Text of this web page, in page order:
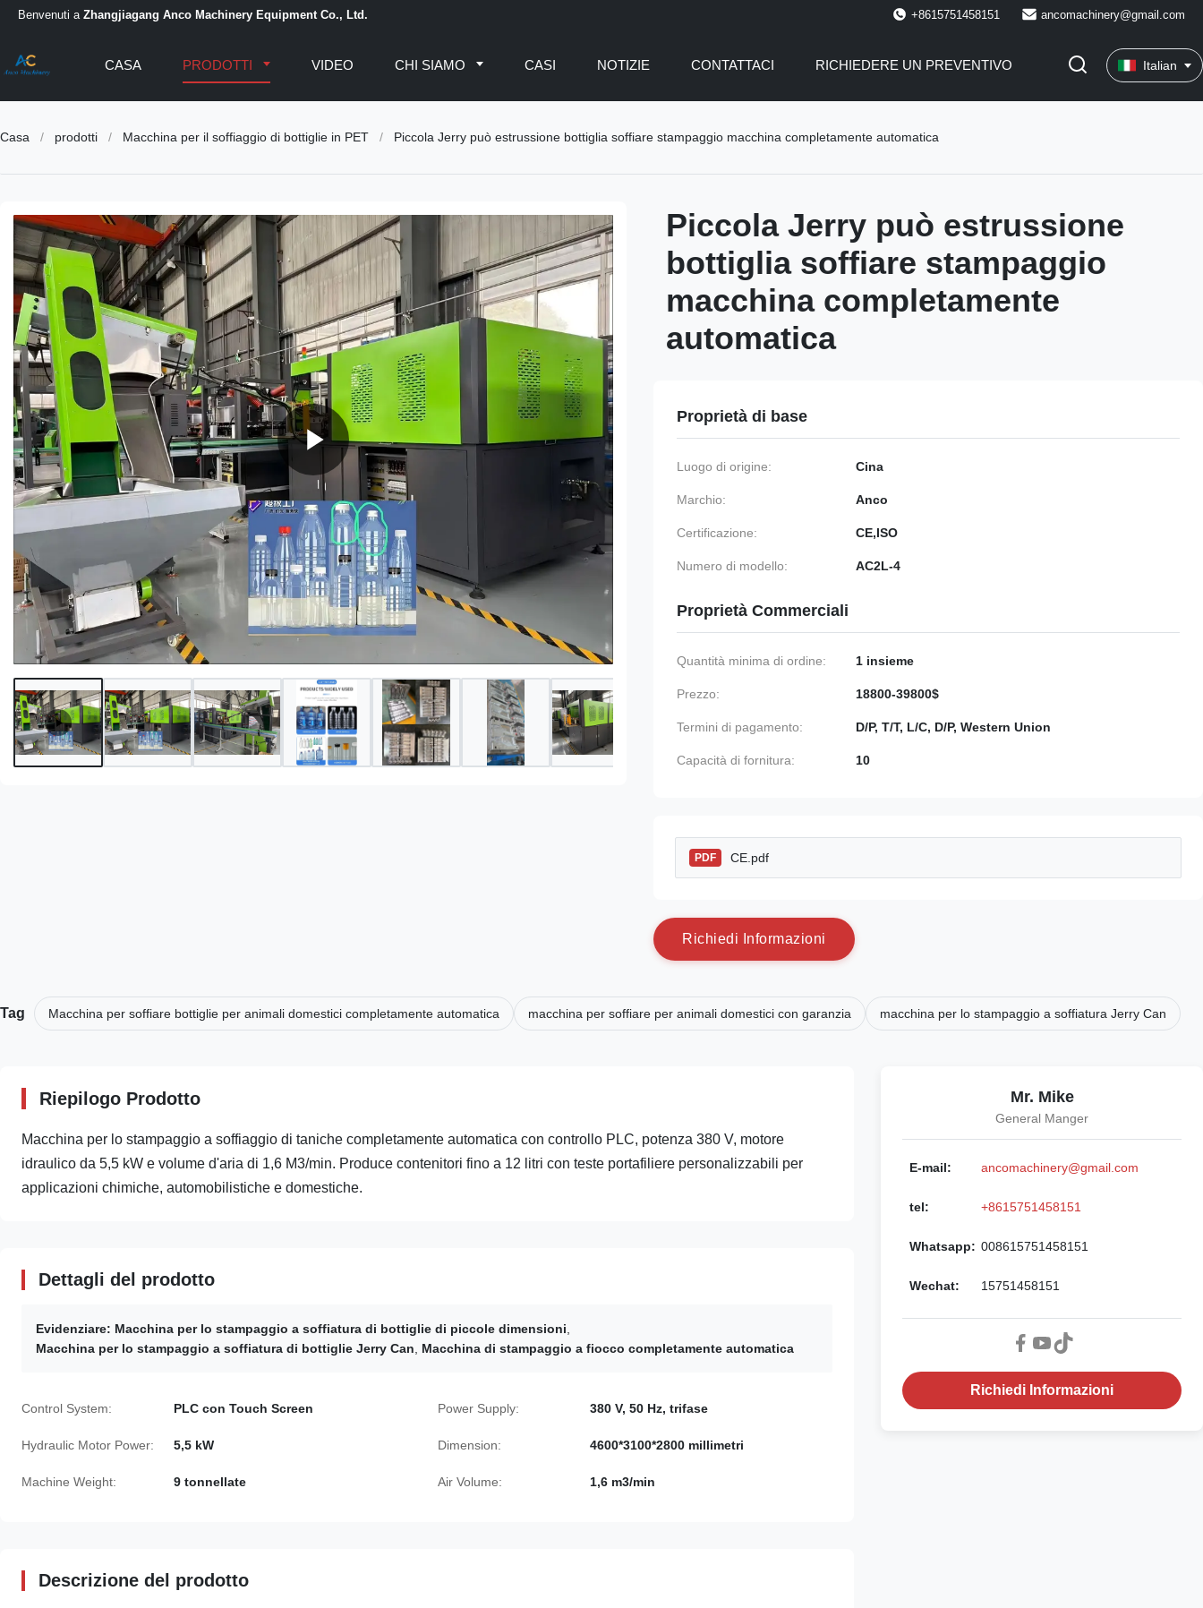
Benvenuti a Zhangjiagang Anco Machinery Equipment Co., Ltd. +8615751458151 ancomachinery@gmail.com
CASA PRODOTTI VIDEO CHI SIAMO CASI NOTIZIE CONTATTACI RICHIEDERE UN PREVENTIVO Italian
Casa / prodotti / Macchina per il soffiaggio di bottiglie in PET / Piccola Jerry può estrussione bottiglia soffiare stampaggio macchina completamente automatica
Piccola Jerry può estrussione
bottiglia soffiare stampaggio
macchina completamente
automatica
Proprietà di base
Luogo di origine: Cina
Marchio: Anco
Certificazione: CE,ISO
Numero di modello: AC2L-4
Proprietà Commerciali
Quantità minima di ordine: 1 insieme
Prezzo: 18800-39800$
Termini di pagamento: D/P, T/T, L/C, D/P, Western Union
Capacità di fornitura: 10
PDF CE.pdf
Richied i nformazioni
Tag Macchina per soffiare bottiglie per animali domestici completamente automatica macchina per soffiare per animali domestici con garanzia macchina per lo stampaggio a soffiatura Jerry Can
Riepilogo Prodotto
Macchina per lo stampaggio a soffiaggio di taniche completamente automatica con controllo PLC, potenza 380 V, motore
idraulico da 5,5 kW e volume d'aria di 1,6 M3/min. Produce contenitori fino a 12 litri con teste portafiliere personalizzabili per
applicazioni chimiche, automobilistiche e domestiche.
Dettagli del prodotto
Evidenziare: Macchina per lo stampaggio a soffiatura di bottiglie di piccole dimensioni
Macchina per lo stampaggio a soffiatura di bottiglie Jerry Can
Macchina di stampaggio a fiocco completamente automatica
Control System: PLC con Touch Screen Power Supply: 380 V, 50 Hz, trifase
Hydraulic Motor Power: 5,5 kW Dimension: 4600*3100*2800 millimetri
Machine Weight: 9 tonnellate Air Volume: 1,6 m3/min
Descrizione del prodotto
Mr. Mike
General Manger
E-mail: ancomachinery@gmail.com
tel: +8615751458151
Whatsapp: 008615751458151
Wechat: 15751458151
Richiedi Informazioni